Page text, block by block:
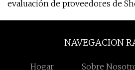
evaluación de proveedores de
NAVEGACION
Hogar Sobre